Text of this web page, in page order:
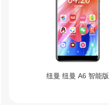
纽曼 纽曼 A6 智能版